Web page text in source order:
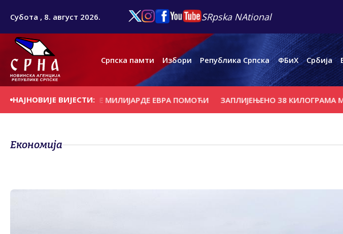
Субота , 8. август 2026. SRpska NAtional
Српска памти Избори Република Српска ФБиХ Србија
НАЈНОВИЈЕ ВИЈЕСТИ:
ПОТРЕБНЕ МИЛИЈАРДЕ ЕВРА ПОМОЋИ ЗАПЛИЈЕЊЕНО 38 КИЛОГРАМА
Економија